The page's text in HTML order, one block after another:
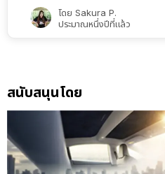
โดย Sakura P.
ประมาณหนึ่งปีที่แล้ว
สนับสนุนโดย